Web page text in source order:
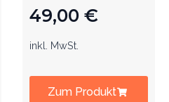
49,00 €
inkl. MwSt.
Zum Produkt